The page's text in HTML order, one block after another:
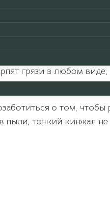
или с тонким
люди со
грязи в любом
о том, чтобы
тонкий кинжал не